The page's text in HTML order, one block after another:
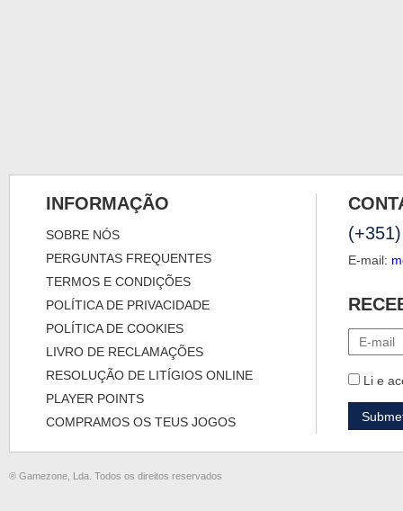
INFORMAÇÃO
SOBRE NÓS
PERGUNTAS FREQUENTES
TERMOS E CONDIÇÕES
POLÍTICA DE PRIVACIDADE
POLÍTICA DE COOKIES
LIVRO DE RECLAMAÇÕES
RESOLUÇÃO DE LITÍGIOS ONLINE
PLAYER POINTS
COMPRAMOS OS TEUS JOGOS
E-mail:
Li e
® Gamezone, Lda. Todos os direitos reservados